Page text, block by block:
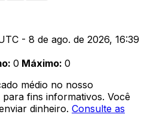
- 8 de ago. de 2026, 16:39
: 0 Máximo: 0
médio no nosso
fins informativos. Você
dinheiro. Consulte as